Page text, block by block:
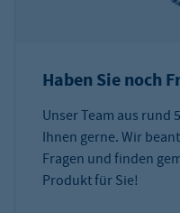
Haben Sie noch
Unser Team aus rund
Ihnen gerne. Wir
Fragen und finden
Produkt für Sie!